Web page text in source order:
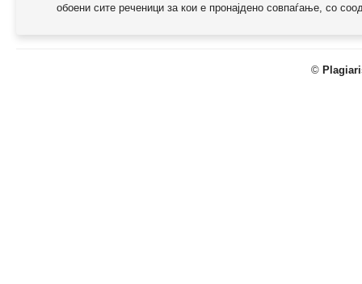
обоени сите реченици за кои е пронајдено совпаѓање, со
©